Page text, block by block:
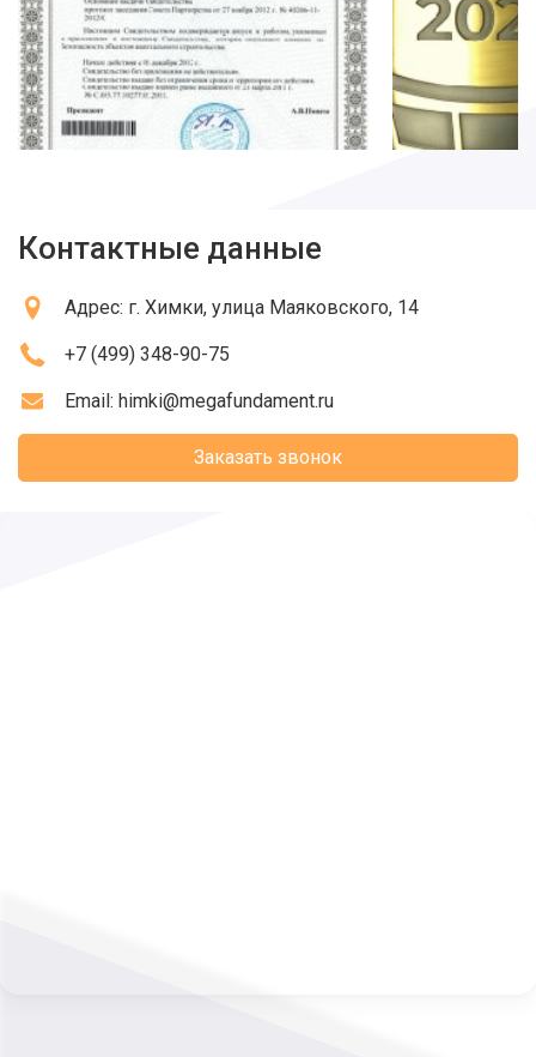
Контактные данные
Адрес: г. Химки, улица Маяковского, 14
+7 (499) 348-90-75
Email: himki@megafundament.ru
Заказать звонок